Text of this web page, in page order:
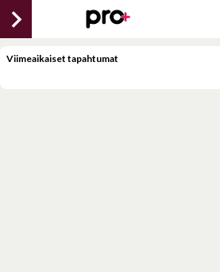
chevron_right
Viimeaikaiset tapahtumat